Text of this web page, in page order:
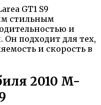
GT1 S9
стильным
и
подходит для тех,
и скорость в
2010 M-